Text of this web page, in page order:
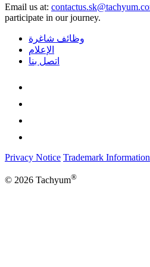
Email us at:
participate in our journey.
وظائف شاغرة
الإعلام
اتصل بنا
Privacy Notice Trademark Information
© 2026 Tachyum®